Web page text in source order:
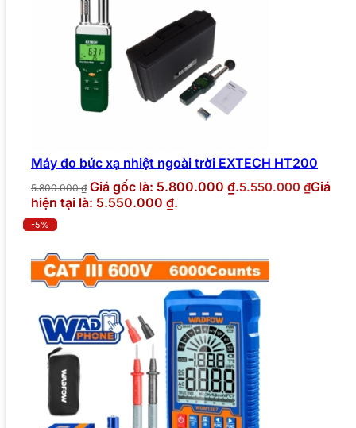
Máy đo bức xạ nhiệt ngoài trời EXTECH HT200
5.800.000₫ Giá gốc là: 5.800.000 ₫.5.550.000 ₫Giá
hiện tại là: 5.550.000 ₫.
-5%